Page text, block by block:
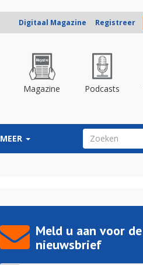
Digitaal Magazine Registreer
Magazine Podcasts
MEER ZOEKVELD
Meld u aan voor de
nieuwsbrief